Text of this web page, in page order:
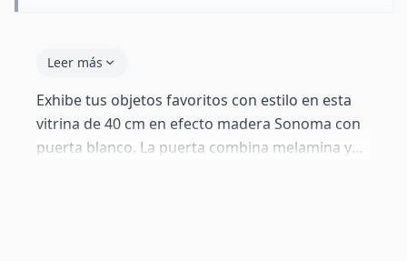
Leer más
Exhibe tus objetos favoritos con estilo en esta
vitrina de 40 cm en efecto madera Sonoma con
puerta blanco. La puerta combina melamina y